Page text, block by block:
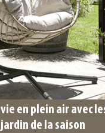
en plein air avec
de la saison